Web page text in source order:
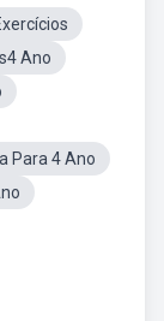
Ano
Para 4 Ano